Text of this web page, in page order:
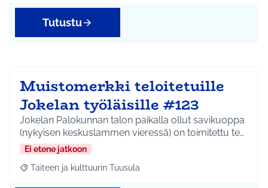
Tutustu
Muistomerkki teloitetuille
Jokelan työläisille #123
Jokelan Palokunnan talon paikalla ollut savikuoppa
(nykyisen keskuslammen vieressä) on toimitettu te…
Ei etene jatkoon
Rajaa tulokset aihepiirin mukaan: Taiteen ja kulttuurin Tuusula
Taiteen ja kulttuurin Tuusula